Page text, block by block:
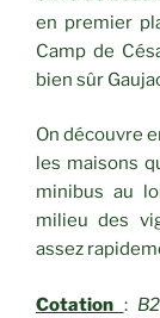
en premier
Camp de
bien sûr
On découvre
les maisons
minibus au
milieu des
assez
Cotation :